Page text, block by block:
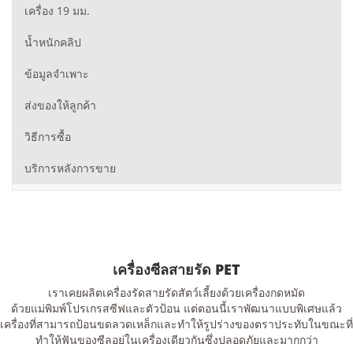
เครื่อง 19 มม.
น้ำหนักคลิป
ข้อมูลจำเพาะ
ส่งของให้ลูกค้า
วิธีการซื้อ
บริการหลังการขาย
เครื่องซีลสายรัด PET
เราเคยผลิตเครื่องรัดสายรัดสัตว์เลี้ยงด้วยเครื่องกดหมัด
ด้วยแม่พิมพ์โปรเกรสซีฟและตัวป้อน แต่ตอนนี้เราพัฒนาแบบพิเศษแล้ว
เครื่องที่สามารถป้อนขดลวดเหล็กและทำให้รูปร่างของตราประทับในขณะที่
ทำให้ฟันของซีลอยู่ในเครื่องเดียวกันซึ่งปลอดภัยและมากกว่า